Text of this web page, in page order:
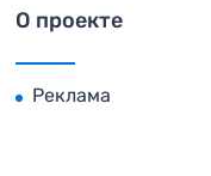
О проекте
Реклама